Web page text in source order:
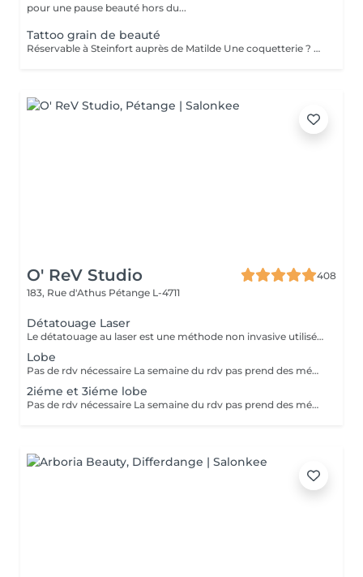
pour une pause beauté hors du...
Tattoo grain de beauté
Réservable à Steinfort auprès de Matilde Une coquetterie ? Accentuer un grain de beauté déjà existant ? Une jolie mouche à la Maryline Monroe ? Au choix... Sans douleur, pas de retouche nécessaire ( mais comprise si besoin ), longue durée dans le temps ( jusqu'à 18 mois )
O' ReV Studio
408
183, Rue d'Athus Pétange L-4711
Détatouage Laser
Le détatouage au laser est une méthode non invasive utilisée pour enlever un tatouage de la peau en utilisant un laser. Ce processus est très populaire, car il permet de supprimer les tatouages de manière efficace tout en minimisant les risques de cicatrices. Le principe repose sur l'utilisation d e faisceaux lumineux qui fragmentent les pigments du tatouage.
Lobe
Pas de rdv nécessaire La semaine du rdv pas prend des médicaments, des anti-inflamatoires, des antibiotiques et de cortisone.
2iéme et 3iéme lobe
Pas de rdv nécessaire La semaine du rdv pas prend des médicaments, des anti-inflamatoires, des antibiotiques et de cortisone.